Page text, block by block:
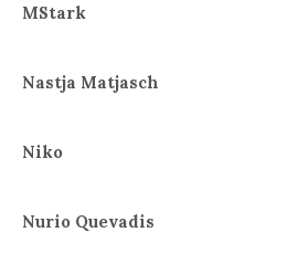
MStark
Nastja Matjasch
Niko
Nurio Quevadis